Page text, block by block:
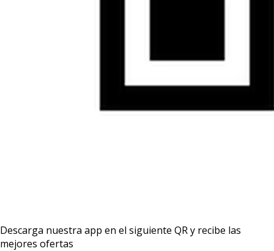
Descarga nuestra app en el siguiente QR y recibe las
mejores ofertas